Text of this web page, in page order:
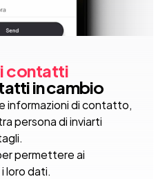
contatti
in cambio
informazioni di contatto,
persona di inviarti
permettere ai
loro dati.